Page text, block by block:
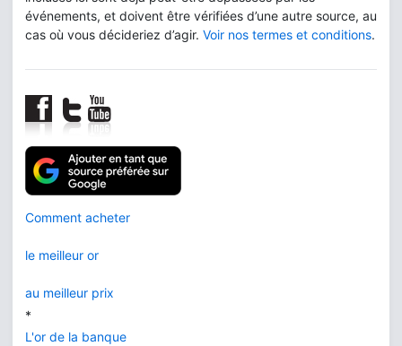
événements, et doivent être vérifiées d’une autre source, au
cas où vous décideriez d’agir. Voir nos termes et conditions.
Comment acheter
le meilleur or
au meilleur prix
*
L'or de la banque